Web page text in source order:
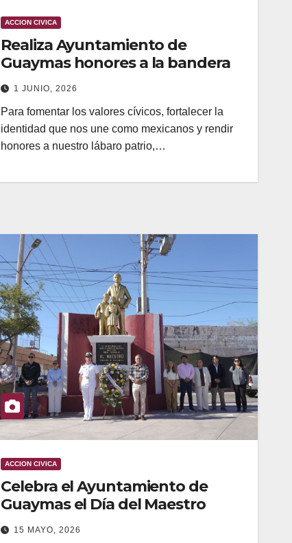
ACCION CIVICA
Realiza Ayuntamiento de
Guaymas honores a la bandera
1 JUNIO, 2026
Para fomentar los valores cívicos, fortalecer la
identidad que nos une como mexicanos y rendir
honores a nuestro lábaro patrio,…
ACCION CIVICA
Celebra el Ayuntamiento de
Guaymas el Día del Maestro
15 MAYO, 2026